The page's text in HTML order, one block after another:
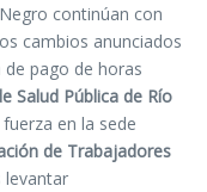
continúan con
cambios anunciados
pago de horas
Salud Pública de Río
en la sede
de Trabajadores
levantar